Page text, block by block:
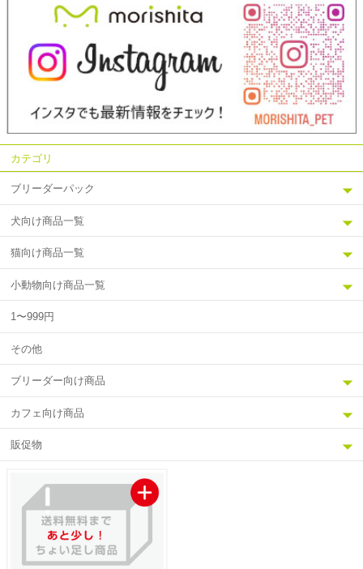
カテゴリ
ブリーダーパック
犬向け商品一覧
猫向け商品一覧
小動物向け商品一覧
1〜999円
その他
ブリーダー向け商品
カフェ向け商品
販促物